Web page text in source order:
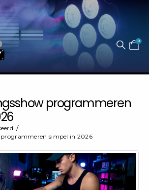
0
programmeren
simpel in 2026